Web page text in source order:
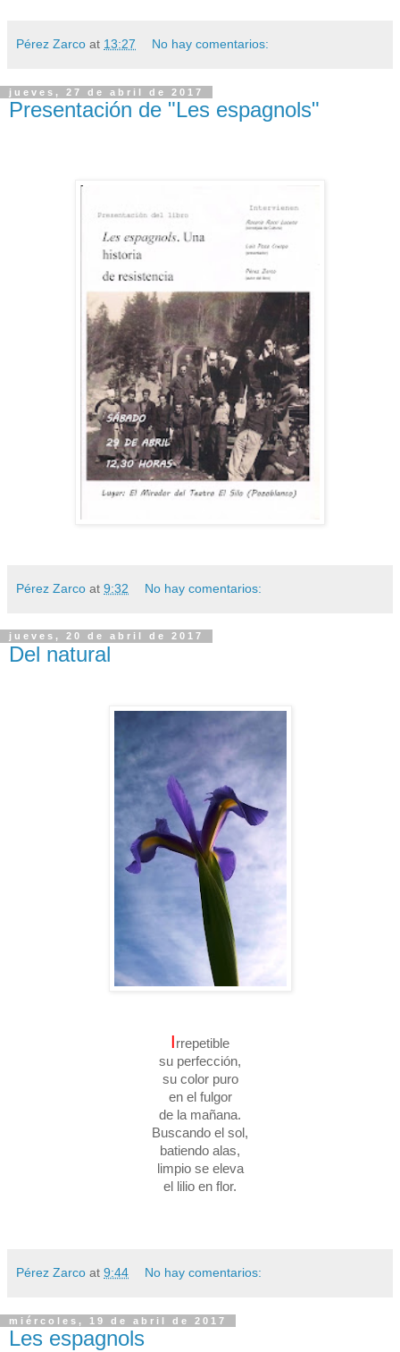
Pérez Zarco at 13:27 No hay comentarios:
jueves, 27 de abril de 2017
Presentación de "Les espagnols"
Pérez Zarco at 9:32 No hay comentarios:
jueves, 20 de abril de 2017
Del natural
Irrepetible
su perfección,
su color puro
en el fulgor
de la mañana.
Buscando el sol,
batiendo alas,
limpio se eleva
el lilio en flor.
Pérez Zarco at 9:44 No hay comentarios:
miércoles, 19 de abril de 2017
Les espagnols